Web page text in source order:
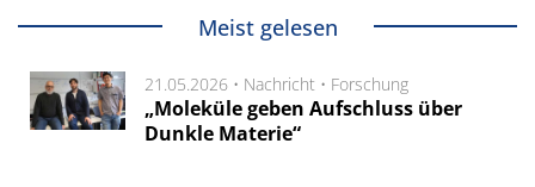
Meist gelesen
21.05.2026 • Nachricht • Forschung
„Moleküle geben Aufschluss über
Dunkle Materie“